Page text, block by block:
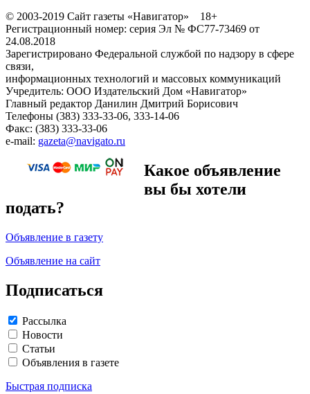
© 2003-2019 Сайт газеты «Навигатор» 18+
Регистрационный номер: серия Эл № ФС77-73469 от
24.08.2018
Зарегистрировано Федеральной службой по надзору в сфере
связи,
информационных технологий и массовых коммуникаций
Учредитель: ООО Издательский Дом «Навигатор»
Главный редактор Данилин Дмитрий Борисович
Телефоны (383) 333-33-06, 333-14-06
Факс: (383) 333-33-06
e-mail: gazeta@navigato.ru
Какое объявление
вы бы хотели
подать?
Объявление в газету
Объявление на сайт
Подписаться
Рассылка
Новости
Статьи
Объявления в газете
Быстрая подписка